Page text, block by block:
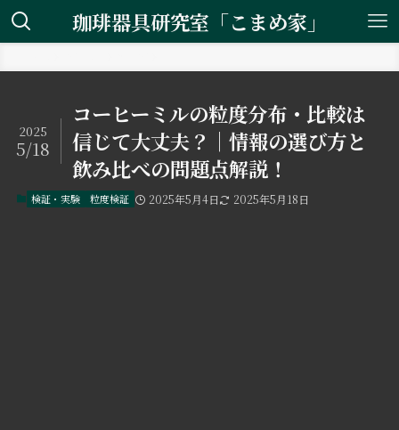
珈琲器具研究室「こまめ家」
コーヒーミルの粒度分布・比較は
信じて大丈夫？｜情報の選び方と
飲み比べの問題点解説！
2025
5/18
検証・実験 粒度検証 2025年5月4日 2025年5月18日